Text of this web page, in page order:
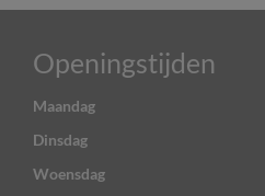
Openingstijden
Maandag
Dinsdag
Woensdag